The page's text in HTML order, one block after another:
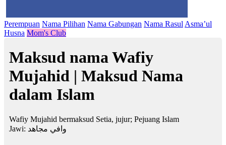
Perempuan Nama Pilihan Nama Gabungan Nama Rasul Asma’ul
Husna Mom's Club
Maksud nama Wafiy
Mujahid | Maksud Nama
dalam Islam
Wafiy Mujahid bermaksud Setia, jujur; Pejuang Islam
Jawi: وافي مجاهد